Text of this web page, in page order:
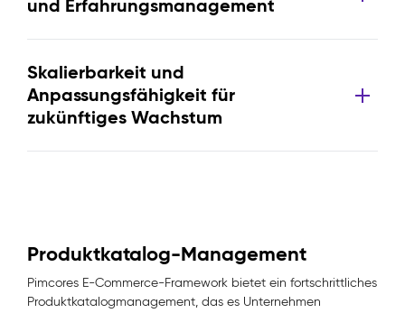
und Erfahrungsmanagement
Skalierbarkeit und
Anpassungsfähigkeit für
zukünftiges Wachstum
Produktkatalog-Management
Pimcores E-Commerce-Framework bietet ein fortschrittliches
Produktkatalogmanagement, das es Unternehmen